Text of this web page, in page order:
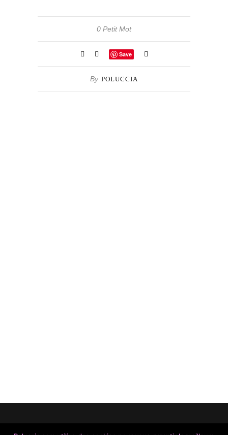
0 Petit Mot
Save
By POLUCCIA